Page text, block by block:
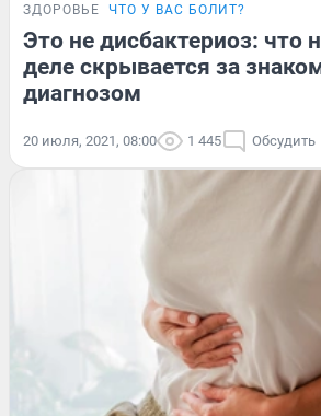
ЗДОРОВЬЕ ЧТО У ВАС БОЛИТ?
Это не дисбактериоз: что
деле скрывается за
диагнозом
20 июля, 2021, 08:00 1 445 Обсудить